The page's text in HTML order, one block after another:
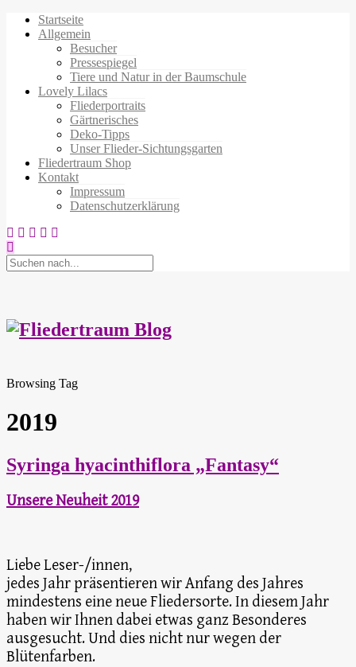
Startseite
Allgemein
Besucher
Pressespiegel
Tiere und Natur in der Baumschule
Lovely Lilacs
Fliederportraits
Gärtnerisches
Deko-Tipps
Unser Flieder-Sichtungsgarten
Fliedertraum Shop
Kontakt
Impressum
Datenschutzerklärung
Browsing Tag
2019
Syringa hyacinthiflora „Fantasy“
Unsere Neuheit 2019
Liebe Leser-/innen,
jedes Jahr präsentieren wir Anfang des Jahres
mindestens eine neue Fliedersorte. In diesem Jahr
haben wir Ihnen dabei etwas ganz Besonderes
ausgesucht. Und dies nicht nur wegen der
Blütenfarben.